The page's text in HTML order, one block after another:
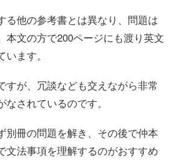
る他の参考書とは異なり、問題は
本文の方で200ページにも渡り英文
ます。
すが、冗談なども交えながら非常
されているのです。
別冊の問題を解き、その後で仲本
文法事項を理解するのがおすすめ